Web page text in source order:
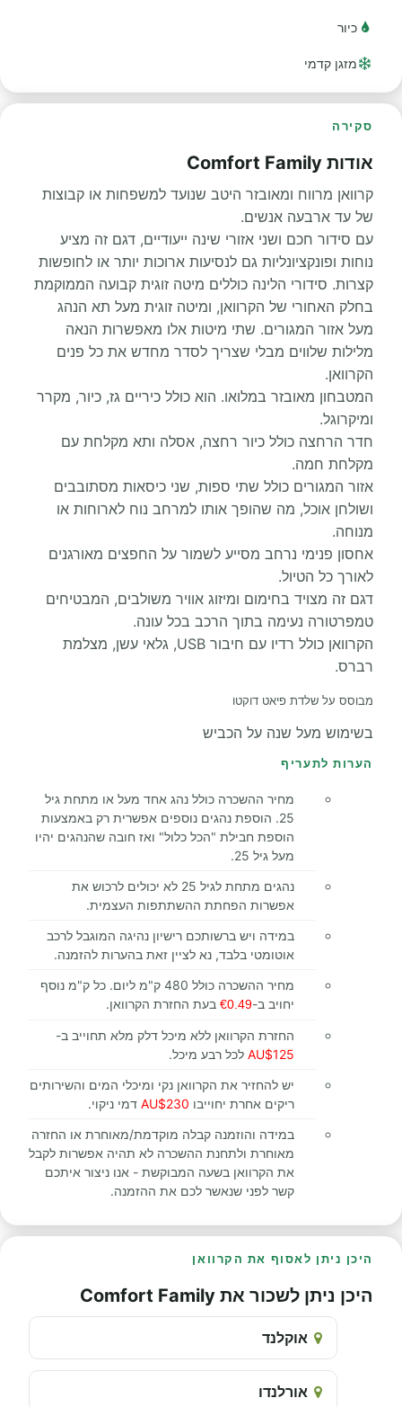
כיור
מזגן קדמי
סקירה
אודות Comfort Family
קרוואן מרווח ומאובזר היטב שנועד למשפחות או קבוצות
של עד ארבעה אנשים.
עם סידור חכם ושני אזורי שינה ייעודיים, דגם זה מציע
נוחות ופונקציונליות גם לנסיעות ארוכות יותר או לחופשות
קצרות. סידורי הלינה כוללים מיטה זוגית קבועה הממוקמת
בחלק האחורי של הקרוואן, ומיטה זוגית מעל תא הנהג
מעל אזור המגורים. שתי מיטות אלו מאפשרות הנאה
מלילות שלווים מבלי שצריך לסדר מחדש את כל פנים
הקרוואן.
המטבחון מאובזר במלואו. הוא כולל כיריים גז, כיור, מקרר
ומיקרוגל.
חדר הרחצה כולל כיור רחצה, אסלה ותא מקלחת עם
מקלחת חמה.
אזור המגורים כולל שתי ספות, שני כיסאות מסתובבים
ושולחן אוכל, מה שהופך אותו למרחב נוח לארוחות או
מנוחה.
אחסון פנימי נרחב מסייע לשמור על החפצים מאורגנים
לאורך כל הטיול.
דגם זה מצויד בחימום ומיזוג אוויר משולבים, המבטיחים
טמפרטורה נעימה בתוך הרכב בכל עונה.
הקרוואן כולל רדיו עם חיבור USB, גלאי עשן, מצלמת
רברס.
מבוסס על שלדת פיאט דוקטו
בשימוש מעל שנה על הכביש
הערות לתעריף
מחיר ההשכרה כולל נהג אחד מעל או מתחת גיל
25. הוספת נהגים נוספים אפשרית רק באמצעות
הוספת חבילת "הכל כלול" ואז חובה שהנהגים יהיו
מעל גיל 25.
נהגים מתחת לגיל 25 לא יכולים לרכוש את
אפשרות הפחתת ההשתתפות העצמית.
במידה ויש ברשותכם רישיון נהיגה המוגבל לרכב
אוטומטי בלבד, נא לציין זאת בהערות להזמנה.
מחיר ההשכרה כולל 480 ק"מ ליום. כל ק"מ נוסף
יחויב ב-€0.49 בעת החזרת הקרוואן.
החזרת הקרוואן ללא מיכל דלק מלא תחוייב ב-
AU$125 לכל רבע מיכל.
יש להחזיר את הקרוואן נקי ומיכלי המים והשירותים
ריקים אחרת יחוייבו AU$230 דמי ניקוי.
במידה והוזמנה קבלה מוקדמת/מאוחרת או החזרה
מאוחרת ולתחנת ההשכרה לא תהיה אפשרות לקבל
את הקרוואן בשעה המבוקשת - אנו ניצור איתכם
קשר לפני שנאשר לכם את ההזמנה.
היכן ניתן לאסוף את הקרוואן
היכן ניתן לשכור את Comfort Family
אוקלנד
אורלנדו